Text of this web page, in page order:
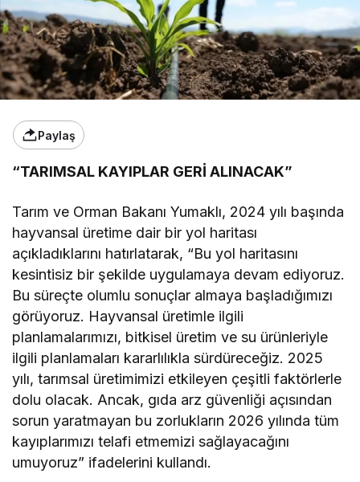
Paylaş
“TARIMSAL KAYIPLAR GERİ ALINACAK”
Tarım ve Orman Bakanı Yumaklı, 2024 yılı başında
hayvansal üretime dair bir yol haritası
açıkladıklarını hatırlatarak, “Bu yol haritasını
kesintisiz bir şekilde uygulamaya devam ediyoruz.
Bu süreçte olumlu sonuçlar almaya başladığımızı
görüyoruz. Hayvansal üretimle ilgili
planlamalarımızı, bitkisel üretim ve su ürünleriyle
ilgili planlamaları kararlılıkla sürdüreceğiz. 2025
yılı, tarımsal üretimimizi etkileyen çeşitli faktörlerle
dolu olacak. Ancak, gıda arz güvenliği açısından
sorun yaratmayan bu zorlukların 2026 yılında tüm
kayıplarımızı telafi etmemizi sağlayacağını
umuyoruz” ifadelerini kullandı.